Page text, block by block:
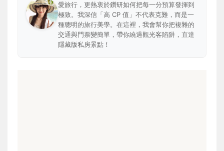
愛旅行，更熱衷於鑽研如何把每一分預算發揮到
極致。我深信「高 CP 值」不代表克難，而是一
種聰明的旅行美學。在這裡，我會幫你把複雜的
交通與門票變簡單，帶你繞過觀光客陷阱，直達
隱藏版私房景點！